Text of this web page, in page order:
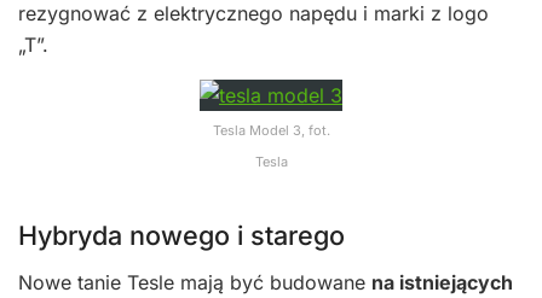
rezygnować z elektrycznego napędu i marki z logo
„T”.
Tesla Model 3, fot.
Tesla
Hybryda nowego i starego
Nowe tanie Tesle mają być budowane na istniejących